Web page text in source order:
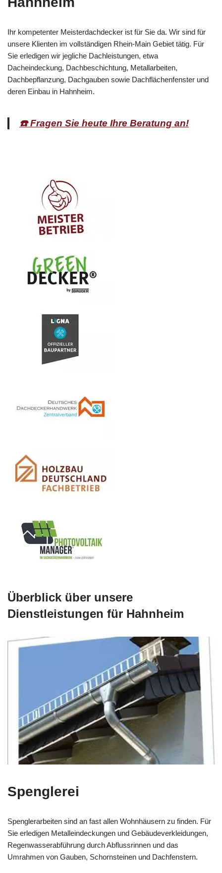
Ihr kompetenter Meisterdachdecker ist für Sie da. Wir sind für
unsere Klienten im vollständigen Rhein-Main Gebiet tätig. Für
Sie erledigen wir jegliche Dachleistungen, etwa
Dacheindeckung, Dachbeschichtung, Metallarbeiten,
Dachbepflanzung, Dachgauben sowie Dachflächenfenster und
deren Einbau in Hahnheim.
☎️ Fragen Sie heute Ihre Beratung an!
Überblick über unsere
Dienstleistungen für Hahnheim
Spenglerei
Spenglerarbeiten sind an fast allen Wohnhäusern zu finden. Für
Sie erledigen Metalleindeckungen und Gebäudeverkleidungen,
Regenwasserabführung durch Abflussrinnen und das
Umrahmen von Gauben, Schornsteinen und Dachfenstern.